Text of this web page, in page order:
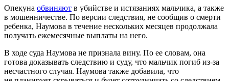
Опекуна обвиняют в убийстве и истязаниях мальчика, а также
в мошенничестве. По версии следствия, не сообщив о смерти
ребенка, Наумова в течение нескольких месяцев продолжала
получать ежемесячные выплаты на него.
В ходе суда Наумова не признала вину. По ее словам, она
готова доказывать следствию и суду, что мальчик погиб из-за
несчастного случая. Наумова также добавила, что